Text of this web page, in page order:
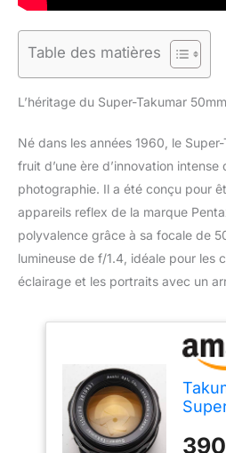
Table des matières
L’héritage du Super-Takumar
Né dans les années 1960, le
fruit d’une ère d’innovation intense
photographie. Il a été conçu pour
appareils reflex de la marque
polyvalence grâce à sa focale de
lumineuse de f/1.4, idéale pour les
éclairage et les portraits avec un